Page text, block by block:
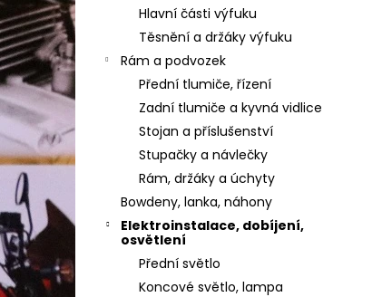
Hlavní části výfuku
Těsnění a držáky výfuku
Rám a podvozek
Přední tlumiče, řízení
Zadní tlumiče a kyvná vidlice
Stojan a příslušenství
Stupačky a návlečky
Rám, držáky a úchyty
Bowdeny, lanka, náhony
Elektroinstalace, dobíjení,
osvětlení
Přední světlo
Koncové světlo, lampa